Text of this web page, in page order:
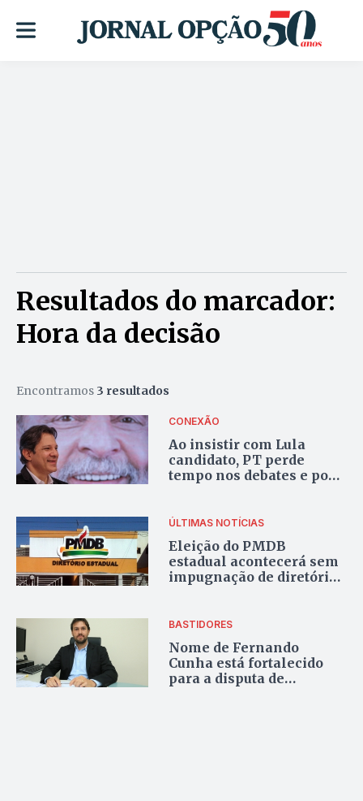
Resultados do marcador:
Hora da decisão
Encontramos 3 resultados
CONEXÃO
Ao insistir com Lula
candidato, PT perde
tempo nos debates e pode
ÚLTIMAS NOTÍCIAS
Eleição do PMDB
estadual acontecerá sem
impugnação de diretórios
BASTIDORES
Nome de Fernando
Cunha está fortalecido
para a disputa de